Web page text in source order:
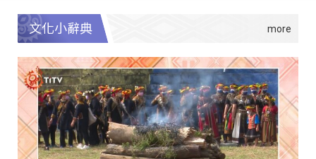
文化小辭典